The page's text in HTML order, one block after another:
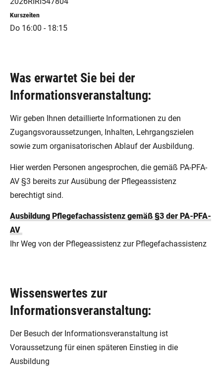
Was erwartet Sie bei der
Informationsveranstaltung:
Wir geben Ihnen detaillierte Informationen zu den
Zugangsvoraussetzungen, Inhalten, Lehrgangszielen
sowie zum organisatorischen Ablauf der Ausbildung.
Hier werden Personen angesprochen, die gemäß PA-PFA-
AV §3 bereits zur Ausübung der Pflegeassistenz
berechtigt sind.
Ausbildung Pflegefachassistenz gemäß §3 der PA-PFA-
AV
Ihr Weg von der Pflegeassistenz zur Pflegefachassistenz
Wissenswertes zur
Informationsveranstaltung:
Der Besuch der Informationsveranstaltung ist
Voraussetzung für einen späteren Einstieg in die
Ausbildung
Kurszeiten
Do 16:00 - 18:15